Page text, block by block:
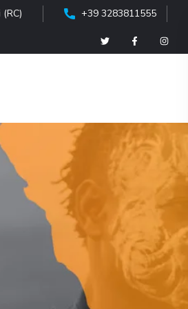
+39 3283811555